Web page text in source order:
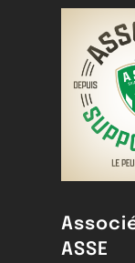
ASSE